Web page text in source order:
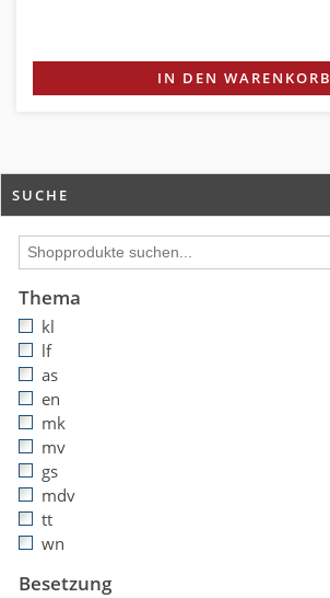
IN DEN WARENKORB
SUCHE
Thema
kl
lf
as
en
mk
mv
gs
mdv
tt
wn
Besetzung